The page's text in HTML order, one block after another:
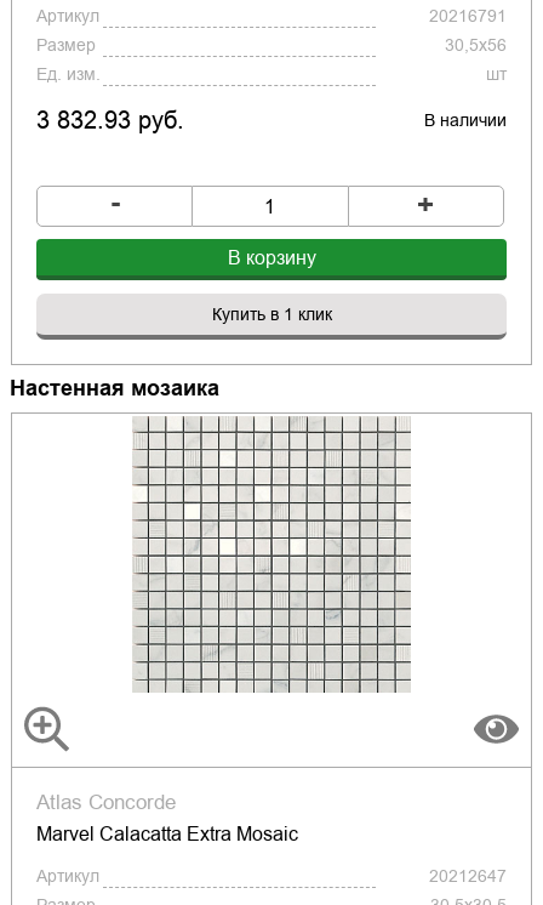
Артикул
20216791
Размер
30,5x56
Ед. изм.
шт
3 832.93 руб. В наличии
- +
В корзину
Купить в 1 клик
Настенная мозаика
Atlas Concorde
Marvel Calacatta Extra Mosaic
Артикул
20212647